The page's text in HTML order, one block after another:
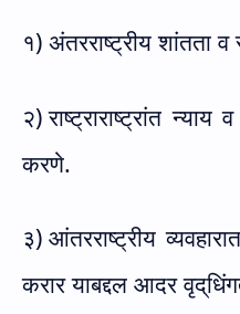
१) अंतरराष्ट्रीय शांतता व
२) राष्ट्राराष्ट्रांत
करणे.
३) आंतरराष्ट्रीय
करार याबद्दल आदर